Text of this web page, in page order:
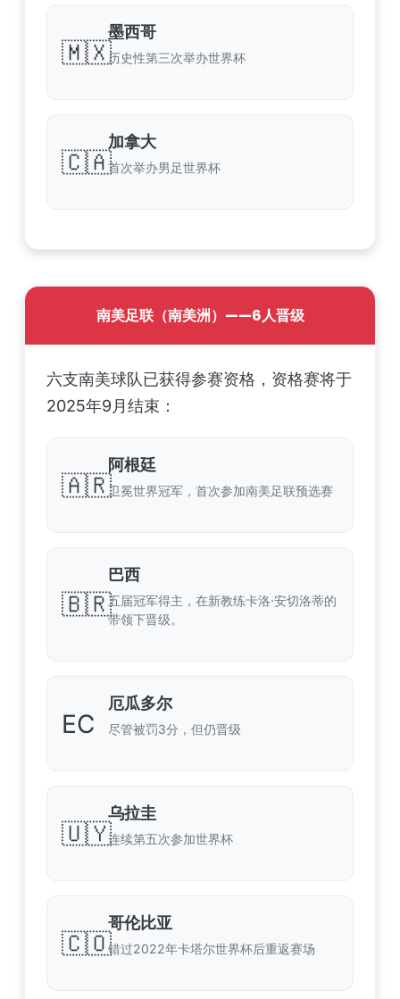
🇲🇽
墨西哥
历史性第三次举办世界杯
🇨🇦
加拿大
首次举办男足世界杯
南美足联（南美洲）——6人晋级
六支南美球队已获得参赛资格，资格赛将于
2025年9月结束：
🇦🇷
阿根廷
卫冕世界冠军，首次参加南美足联预选赛
🇧🇷
巴西
五届冠军得主，在新教练卡洛·安切洛蒂的
带领下晋级。
EC
厄瓜多尔
尽管被罚3分，但仍晋级
🇺🇾
乌拉圭
连续第五次参加世界杯
🇨🇴
哥伦比亚
错过2022年卡塔尔世界杯后重返赛场